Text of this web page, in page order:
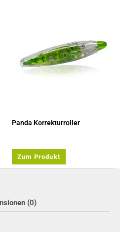
Panda Korrekturroller
Zum Produkt
(0)